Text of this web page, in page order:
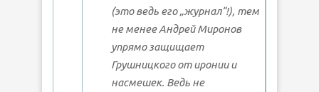
(это ведь его „журнал“!), тем
не менее Андрей Миронов
упрямо защищает
Грушницкого от иронии и
насмешек. Ведь не